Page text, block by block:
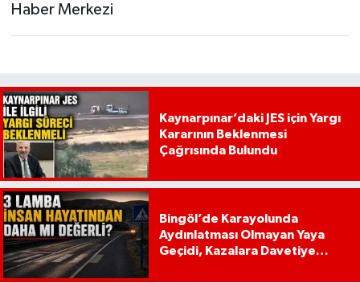
Haber Merkezi
Kaynarpınar’daki JES için Yargı
Kararının Beklenmesi
Çağrısında Bulundu
Bingöl’de Karayolunda
Aydınlatması Olmayan Yaya
Geçidi, Kazalara Davetiye